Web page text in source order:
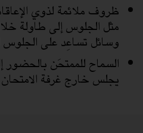
ظروف ملائمة لذوي
مثل الجلوس إلى طاولة
وسائل تساعِد على الجلوس
السماح للممتحَن بالحضور
يجلس خارج غرفة الامتحان